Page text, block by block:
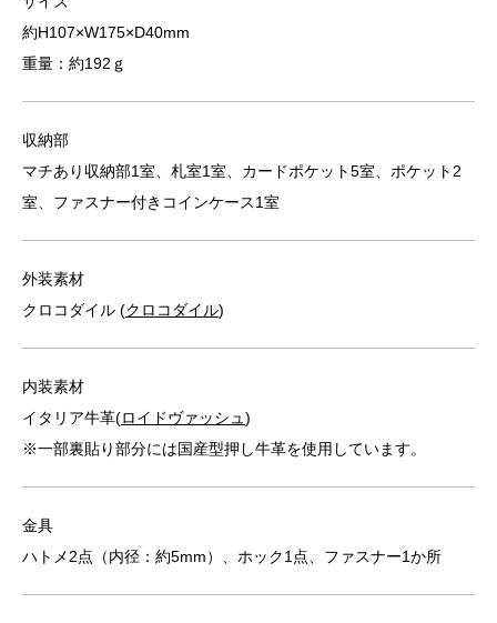
約H107×W175×D40mm
重量：約192ｇ
収納部
マチあり収納部1室、札室1室、カードポケット5室、ポケット2
室、ファスナー付きコインケース1室
外装素材
クロコダイル (クロコダイル)
内装素材
イタリア牛革(ロイドヴァッシュ )
※一部裏貼り部分には国産型押し牛革を使用しています。
金具
ハトメ2点（内径：約5mm）、ホック1点、ファスナー1か所